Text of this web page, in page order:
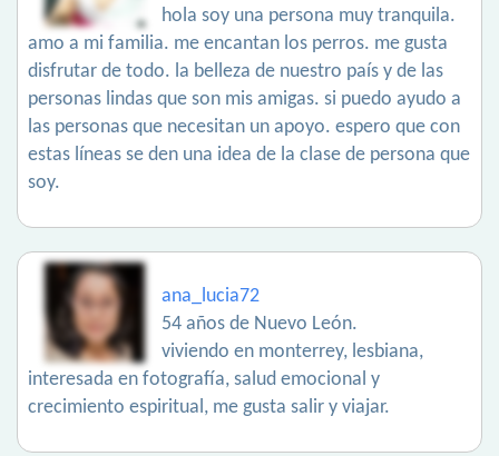
hola soy una persona muy tranquila.
amo a mi familia. me encantan los perros. me gusta
disfrutar de todo. la belleza de nuestro país y de las
personas lindas que son mis amigas. si puedo ayudo a
las personas que necesitan un apoyo. espero que con
estas líneas se den una idea de la clase de persona que
soy.
ana_lucia72
54 años de Nuevo León.
viviendo en monterrey, lesbiana,
interesada en fotografía, salud emocional y
crecimiento espiritual, me gusta salir y viajar.